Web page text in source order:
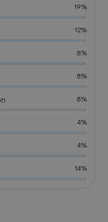
19%
12%
8%
8%
8%
4%
4%
14%